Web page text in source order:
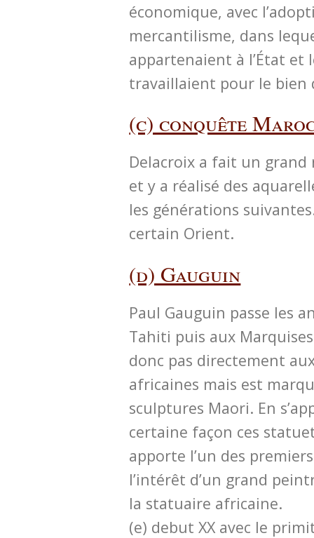
économique, avec
mercantilisme, dans
appartenaient à l’État et
travaillaient pour le bien
(c) conquête
Delacroix a fait un
et y a réalisé des
les générations
certain Orient.
(d) Gauguin
Paul Gauguin passe les
Tahiti puis aux
donc pas directement
africaines mais est
sculptures Maori. En
certaine façon ces
apporte l’un des
l’intérêt d’un grand
la statuaire africaine.
(e) debut XX avec le